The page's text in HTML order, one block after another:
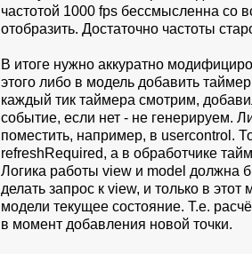
private
//
public
{
}
nextPoint.Y =
}
}
}
// Движения мыши
protected override void
{
float scale =
// Передаём
this.controller =
// Включаем двойную
// Создаём
this.background =
this.foreground = new
// Обрабатываем
this.view.Updated +=
}
// Перехват нужных
// Отрисовка
частотой 1000 fps бессмысленна со
отобразить. Достаточно частоты
В итоге нужно аккуратно
этого либо в модель добавить
каждый тик таймера смотрим,
событие, если нет - не генерируем.
поместить, например, в usercontrol.
refreshRequired, а в обработчике
Логика работы view и model должна
делать запрос к view, и только в
модели текущее состояние. Т.е.
в момент добавления новой точки.